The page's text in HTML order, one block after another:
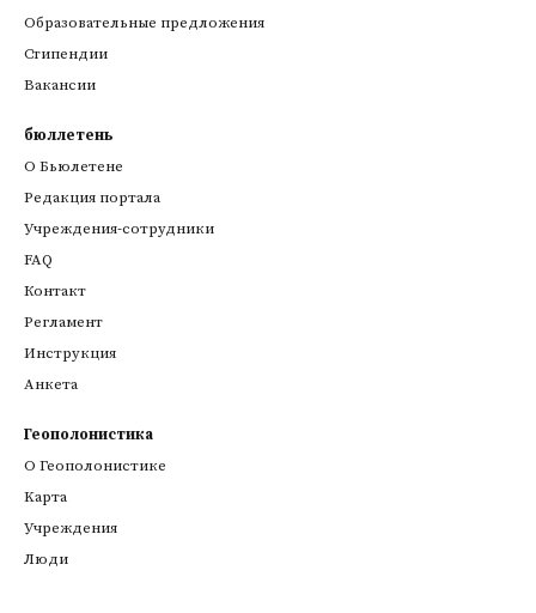
Образовательные предложения
Стипендии
Вакансии
бюллетень
О Бьюлетене
Редакция портала
Учреждения-сотрудники
FAQ
Контакт
Регламент
Инструкция
Анкета
Геополонистика
О Геополонистике
Kарта
Учреждения
Люди